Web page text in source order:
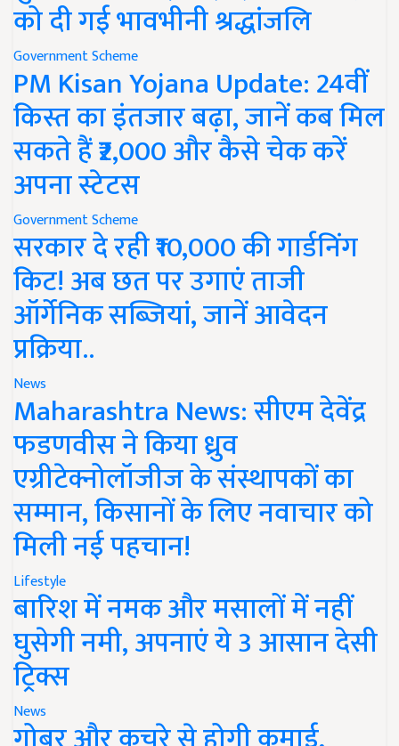
को दी गई भावभीनी श्रद्धांजलि
Government Scheme
PM Kisan Yojana Update: 24वीं
किस्त का इंतजार बढ़ा, जानें कब मिल
सकते हैं ₹2,000 और कैसे चेक करें
अपना स्टेटस
Government Scheme
सरकार दे रही ₹10,000 की गार्डनिंग
किट! अब छत पर उगाएं ताजी
ऑर्गेनिक सब्जियां, जानें आवेदन
प्रक्रिया..
News
Maharashtra News: सीएम देवेंद्र
फडणवीस ने किया ध्रुव
एग्रीटेक्नोलॉजीज के संस्थापकों का
सम्मान, किसानों के लिए नवाचार को
मिली नई पहचान!
Lifestyle
बारिश में नमक और मसालों में नहीं
घुसेगी नमी, अपनाएं ये 3 आसान देसी
ट्रिक्स
News